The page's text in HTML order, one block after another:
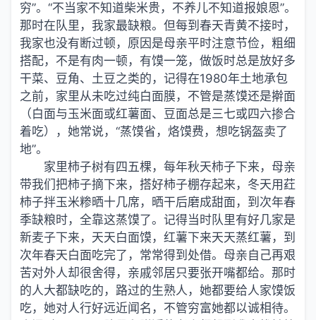
穷”。“不当家不知道柴米贵，不养儿不知道报娘恩”。
那时在队里，我家最缺粮。但每到春天青黄不接时，
我家也没有断过顿，原因是母亲平时注意节俭，粗细
搭配，不是有肉一顿，有馍一笼，做饭时总是放好多
干菜、豆角、土豆之类的，记得在1980年土地承包
之前，家里从未吃过纯白面膜，不管是蒸馍还是擀面
（白面与玉米面或红薯面、豆面总是三七或四六掺合
着吃），她常说，“蒸馍省，烙馍费，想吃锅盔卖了
地”。
家里柿子树有四五棵，每年秋天柿子下来，母亲
带我们把柿子摘下来，搭好柿子棚存起来，冬天用荭
柿子拌玉米糁晒十几席，晒干后磨成甜面，到次年春
季缺粮时，全靠这蒸馍了。记得当时队里有好几家是
新麦子下来，天天白面馍，红薯下来天天蒸红薯，到
次年春天白面吃完了，常常得到处借。母亲自己再艰
苦对外人却很舍得，亲戚邻居只要张开嘴都给。那时
的人大都缺吃的，路过的生熟人，她都要给人家馍饭
吃，她对人行好远近闻名，不管穷富她都以诚相待。